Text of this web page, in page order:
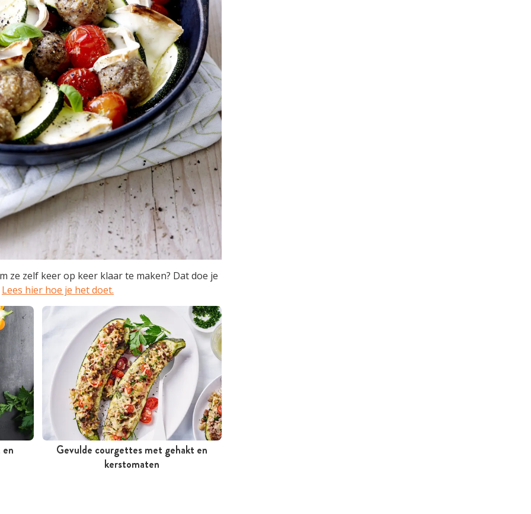
ze zelf keer op keer klaar te maken? Dat doe je
Lees hier hoe je het doet.
Tussen 30 minuten en 1 uur
Gevulde courgettes met gehakt en
kerstomaten